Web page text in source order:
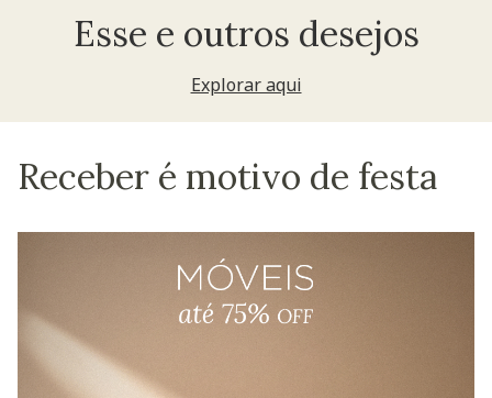
Esse e outros desejos
Explorar aqui
Receber é motivo de festa